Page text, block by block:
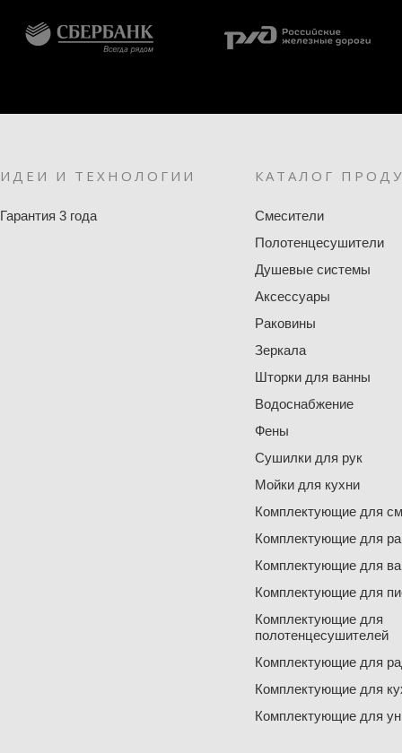
ИДЕИ И ТЕХНОЛОГИИ
Гарантия 3 года
КАТАЛОГ
Смесители
Полотенцесушители
Душевые системы
Аксессуары
Раковины
Зеркала
Шторки для ванны
Водоснабжение
Фены
Сушилки для рук
Мойки для кухни
Комплектующие для
Комплектующие для
Комплектующие для
Комплектующие для
Комплектующие для
полотенцесушителей
Комплектующие для
Комплектующие для
Комплектующие для